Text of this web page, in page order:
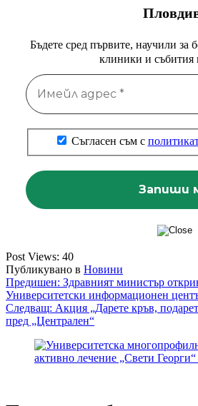
Бъдете сред първите, научили за
клиники и събития
Съгласен съм с
Post Views: 40
Публикувано в Новини
Навигация
Предишен: Здравният министър
Университетски информационен
Следващ: Акция „Дарете кръв,
пред „Централен“